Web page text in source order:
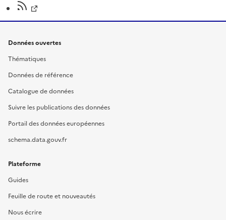
Données ouvertes
Thématiques
Données de référence
Catalogue de données
Suivre les publications des données
Portail des données européennes
schema.data.gouv.fr
Plateforme
Guides
Feuille de route et nouveautés
Nous écrire